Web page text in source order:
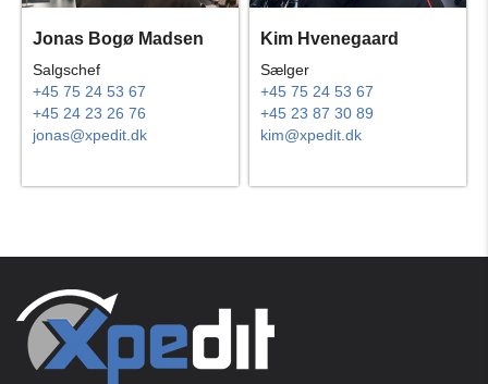
Jonas Bogø Madsen
Salgschef
+45 75 24 53 67
+45 24 23 26 76
jonas@xpedit.dk
Kim Hvenegaard
Sælger
+45 75 24 53 67
+45 23 87 30 89
kim@xpedit.dk